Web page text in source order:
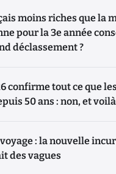
moins riches que la
pour la 3e année
déclassement ?
confirme tout ce que
50 ans : non, et
: la nouvelle
des vagues